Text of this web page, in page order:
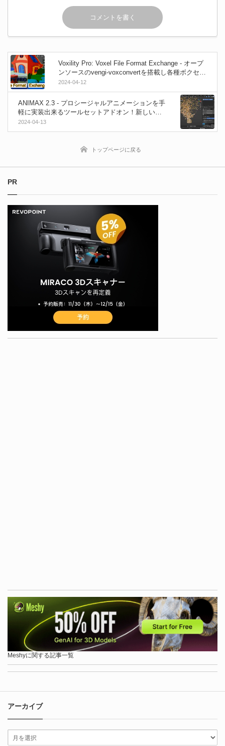
Voxility Pro: Voxel File Format Exchange - オープ
ンソースのvengi-voxconvertを搭載し各種ボクセル
系フォーマット（.vox .qb .vxlなど）へのシームレ
スなインポートとエクスポート＆既存メッシュボ
クセル化を可能にするBlenderアドオンが登場！
2024-04-12
ANIMAX 2.3 - プロシージャルアニメーションを手
軽に実装出来るツールセットアドオン！新しいボ
ロノイ破砕ツールやGeometry Nodes製のジェネレ
ーターを多数搭載！
2024-04-13
トップページに戻る
PR
Meshyに関する記事一覧
アーカイブ